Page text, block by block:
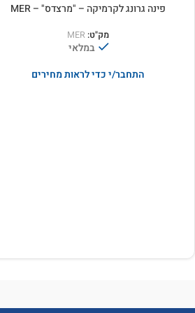
פינה גרונג לקרמיקה – "מרצדס" – MER
מק"ט: MER
במלאי
התחבר/י כדי לראות מחירים